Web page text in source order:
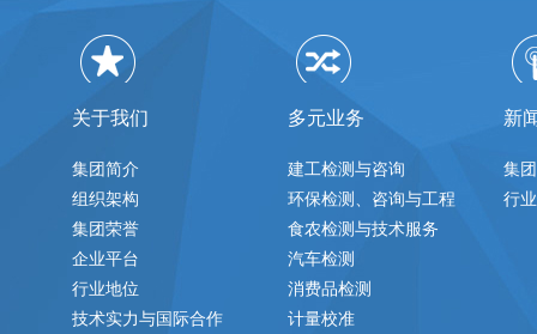
关于我们
集团简介
组织架构
集团荣誉
企业平台
行业地位
技术实力与国际合作
多元业务
建工检测与咨询
环保检测、咨询与工程
食农检测与技术服务
汽车检测
消费品检测
计量校准
新
集
行